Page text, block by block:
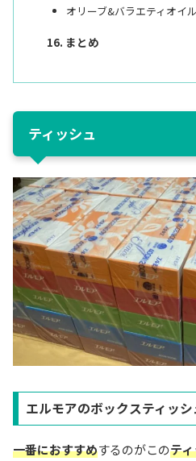
オリーブ&バラエティオイ
まとめ
ティッシュ
エルモアのボックスティッシ
一番におすすめするのがこのテ